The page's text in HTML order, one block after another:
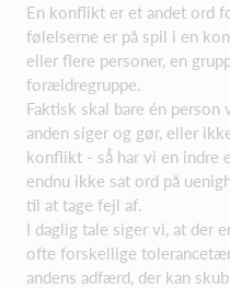
En konflikt er et andet ord
følelserne er på spil i en
eller flere personer, en
forældregruppe.
Faktisk skal bare én
anden siger og gør, eller
konflikt - så̊ har vi en indre
endnu ikke sat ord på
til at tage fejl af.
I daglig tale siger vi, at der
ofte forskellige
andens adfærd, der kan